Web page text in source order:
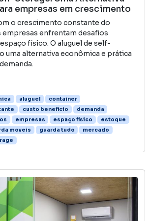
empresas em crescimento
o crescimento constante do
empresas enfrentam desafios
físico. O aluguel de self-
uma alternativa econômica e prática
aluguel
container
custo beneficio
demanda
empresas espaço físico
estoque
moveis guarda tudo
mercado